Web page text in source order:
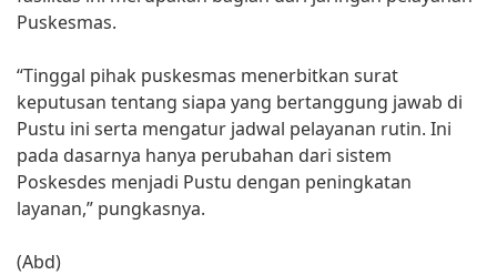
Puskesmas.
“Tinggal pihak puskesmas menerbitkan surat
keputusan tentang siapa yang bertanggung jawab di
Pustu ini serta mengatur jadwal pelayanan rutin. Ini
pada dasarnya hanya perubahan dari sistem
Poskesdes menjadi Pustu dengan peningkatan
layanan,” pungkasnya.
(Abd)